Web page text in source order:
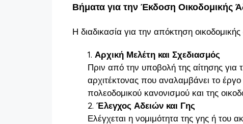
Βήματα για την Έκδοση Οικοδομικής
Η διαδικασία για την απόκτηση
Αρχική Μελέτη και Σχεδιασμός
Πριν από την υποβολή της αίτησης για
αρχιτέκτονας που αναλαμβάνει το έργο
πολεοδομικού κανονισμού και της
Έλεγχος Αδειών και Γης
Ελέγχεται η νομιμότητα της γης ή του